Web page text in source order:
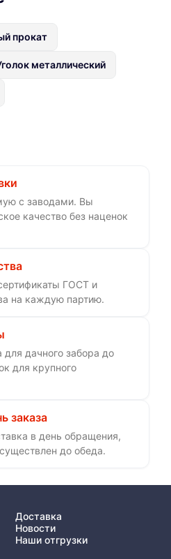
прокат
металлический
с заводами. Вы
качество без наценок
ГОСТ и
на каждую партию.
для дачного забора до
для крупного
заказа
в день обращения,
до обеда.
Доставка
Новости
Наши отгрузки